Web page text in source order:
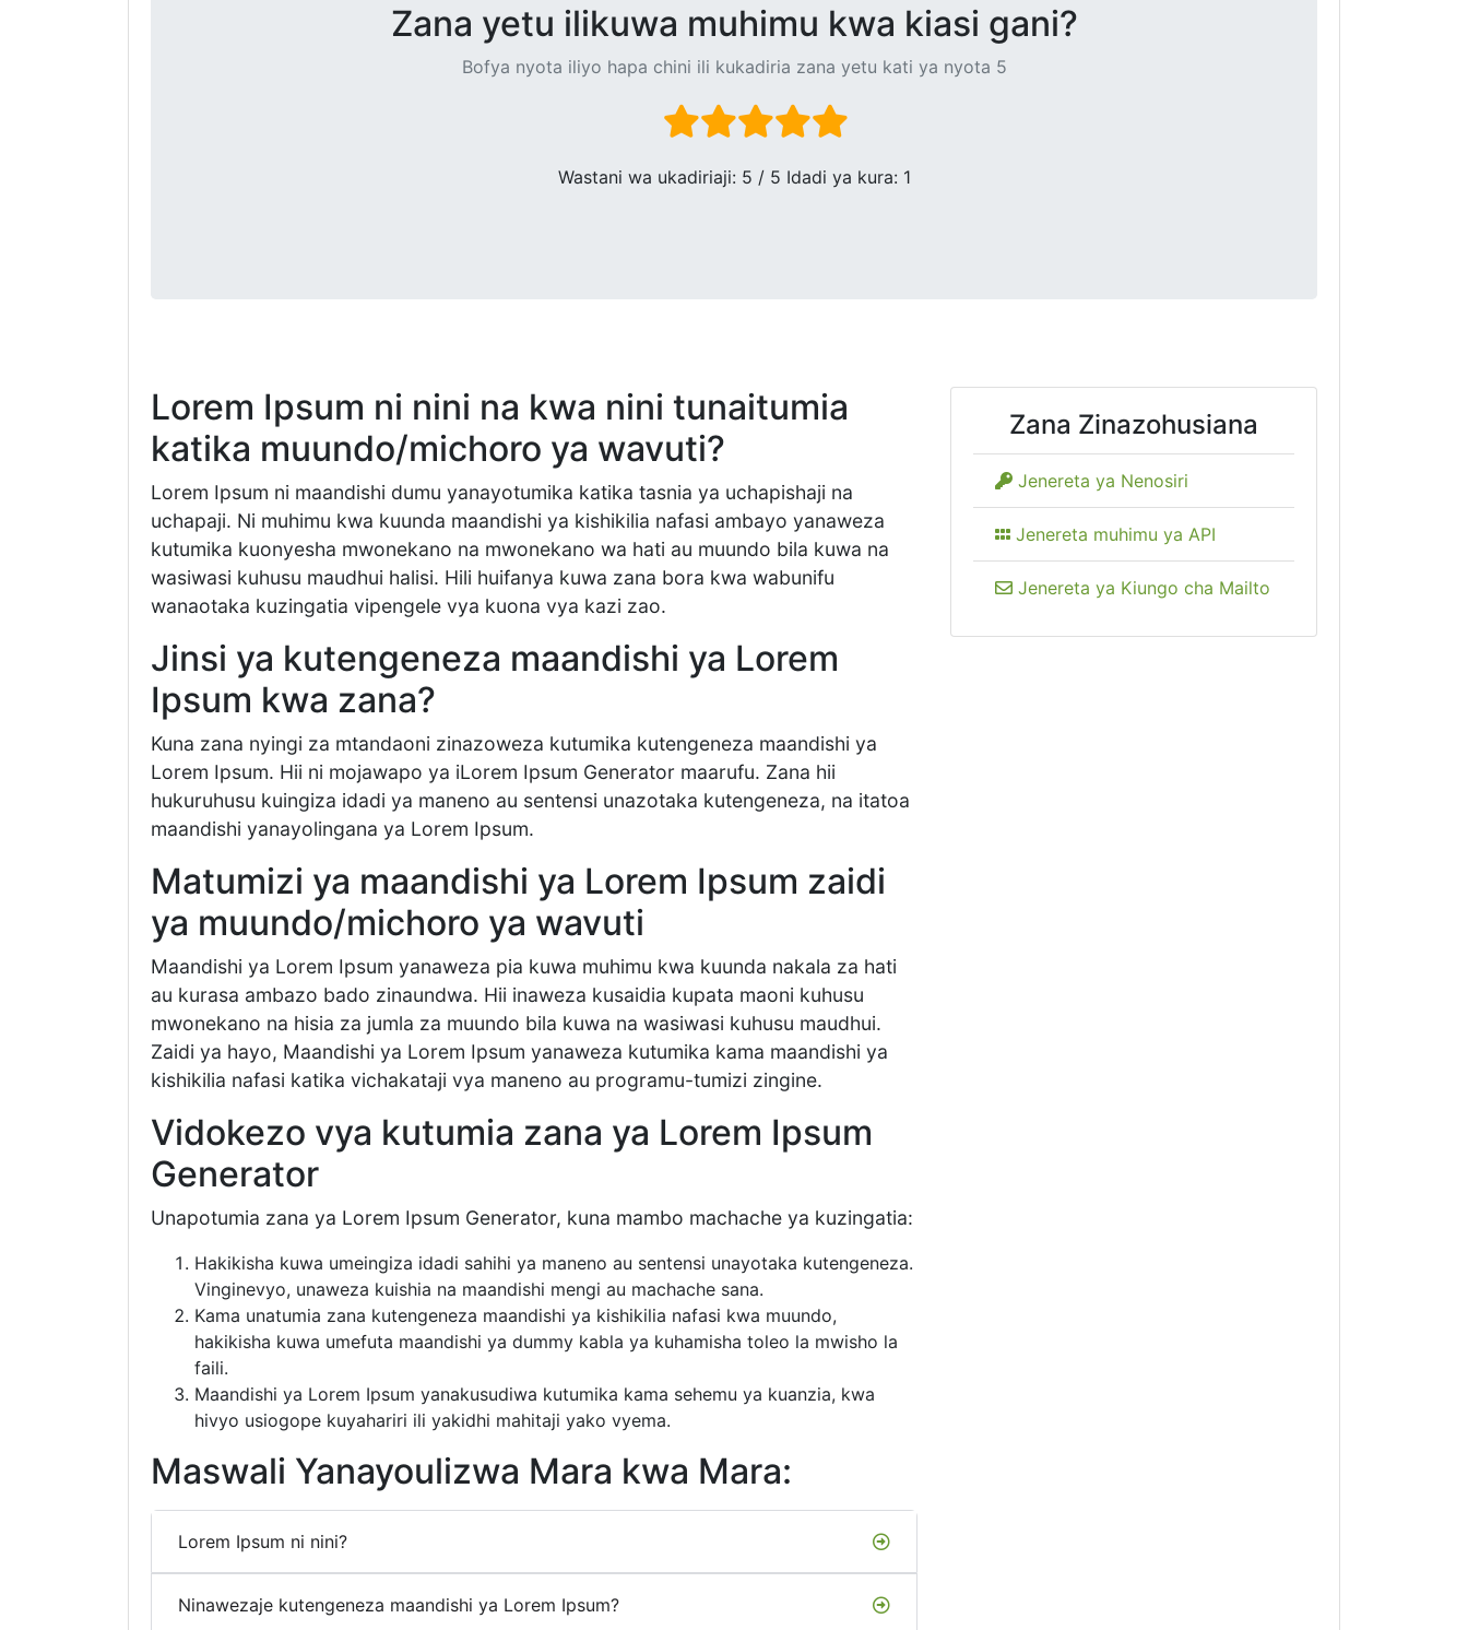
Zana yetu ilikuwa muhimu kwa kiasi gani?
Bofya nyota iliyo hapa chini ili kukadiria zana yetu kati ya nyota 5
Wastani wa ukadiriaji: 5 / 5 Idadi ya kura: 1
Lorem Ipsum ni nini na kwa nini tunaitumia
katika muundo/michoro ya wavuti?
Lorem Ipsum ni maandishi dumu yanayotumika katika tasnia ya uchapishaji na
uchapaji. Ni muhimu kwa kuunda maandishi ya kishikilia nafasi ambayo yanaweza
kutumika kuonyesha mwonekano na mwonekano wa hati au muundo bila kuwa na
wasiwasi kuhusu maudhui halisi. Hili huifanya kuwa zana bora kwa wabunifu
wanaotaka kuzingatia vipengele vya kuona vya kazi zao.
Jinsi ya kutengeneza maandishi ya Lorem
Ipsum kwa zana?
Kuna zana nyingi za mtandaoni zinazoweza kutumika kutengeneza maandishi ya
Lorem Ipsum. Hii ni mojawapo ya iLorem Ipsum Generator maarufu. Zana hii
hukuruhusu kuingiza idadi ya maneno au sentensi unazotaka kutengeneza, na itatoa
maandishi yanayolingana ya Lorem Ipsum.
Matumizi ya maandishi ya Lorem Ipsum zaidi
ya muundo/michoro ya wavuti
Maandishi ya Lorem Ipsum yanaweza pia kuwa muhimu kwa kuunda nakala za hati
au kurasa ambazo bado zinaundwa. Hii inaweza kusaidia kupata maoni kuhusu
mwonekano na hisia za jumla za muundo bila kuwa na wasiwasi kuhusu maudhui.
Zaidi ya hayo, Maandishi ya Lorem Ipsum yanaweza kutumika kama maandishi ya
kishikilia nafasi katika vichakataji vya maneno au programu-tumizi zingine.
Vidokezo vya kutumia zana ya Lorem Ipsum
Generator
Unapotumia zana ya Lorem Ipsum Generator, kuna mambo machache ya kuzingatia:
Hakikisha kuwa umeingiza idadi sahihi ya maneno au sentensi unayotaka kutengeneza.
Vinginevyo, unaweza kuishia na maandishi mengi au machache sana.
Kama unatumia zana kutengeneza maandishi ya kishikilia nafasi kwa muundo,
hakikisha kuwa umefuta maandishi ya dummy kabla ya kuhamisha toleo la mwisho la
faili.
Maandishi ya Lorem Ipsum yanakusudiwa kutumika kama sehemu ya kuanzia, kwa
hivyo usiogope kuyahariri ili yakidhi mahitaji yako vyema.
Maswali Yanayoulizwa Mara kwa Mara:
Lorem Ipsum ni nini?
Ninawezaje kutengeneza maandishi ya Lorem Ipsum?
Zana Zinazohusiana
Jenereta ya Nenosiri
Jenereta muhimu ya API
Jenereta ya Kiungo cha Mailto